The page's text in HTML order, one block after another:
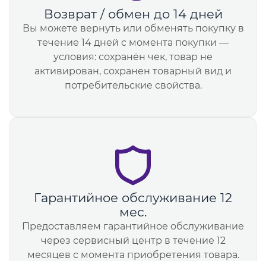
Возврат / обмен до 14 дней
Вы можете вернуть или обменять покупку в
течение 14 дней с момента покупки —
условия: сохранён чек, товар не
активирован, сохранен товарный вид и
потребительские свойства.
Гарантийное обслуживание 12
мес.
Предоставляем гарантийное обслуживание
через сервисный центр в течение 12
месяцев с момента приобретения товара.